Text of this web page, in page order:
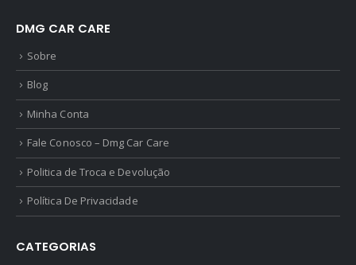
DMG CAR CARE
Sobre
Blog
Minha Conta
Fale Conosco – Dmg Car Care
Politica de Troca e Devolução
Política De Privacidade
CATEGORIAS